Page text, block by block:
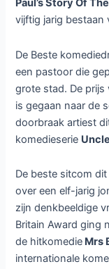
Paul’s Story Of
vijftig jarig bestaan
De Beste
een pastoor die
grote stad. De prijs
is gegaan naar de
doorbraak artiest
komedieserie Uncle
De beste sitcom dit
over een elf-jarig
zijn denkbeeldige
Britain Award ging
de hitkomedie Mrs
internationale